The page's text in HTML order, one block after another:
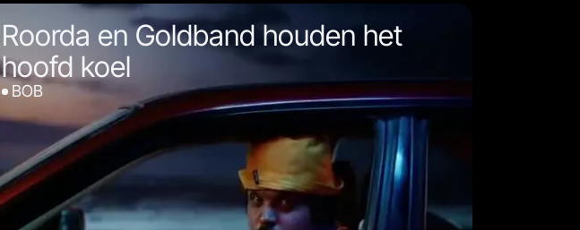
Roorda en Goldband houden het
hoofd koel
BOB